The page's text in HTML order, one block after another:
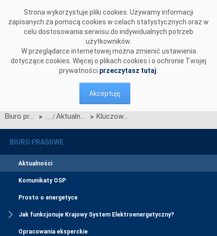
Strona wykorzystuje pliki cookies. Używamy informacji
zapisanych za pomocą cookies w celach statystycznych oraz w
celu dostosowania serwisu do indywidualnych potrzeb
użytkowników.
W przeglądarce internetowej można zmienić ustawienia
dotyczące cookies. Więcej o plikach cookies i o ochronie Twojej
prywatności przeczytasz tutaj
Akceptuję
Biuro prasowe > Aktualności > Kluczowa decyzja dla stacji wyprowadzającej moc z elektrowni jądrowej
BIURO PRASOWE
Aktualności
Komunikaty OSP
Prosto o energetyce
Jak funkcjonuje Krajowy System Elektroenergetyczny?
Opracowania eksperckie